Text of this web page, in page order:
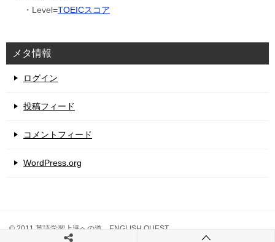
・Level=TOEICスコア
メタ情報
ログイン
投稿フィード
コメントフィード
WordPress.org
© 2011 英語学習上達への道 ENGLISH QUEST